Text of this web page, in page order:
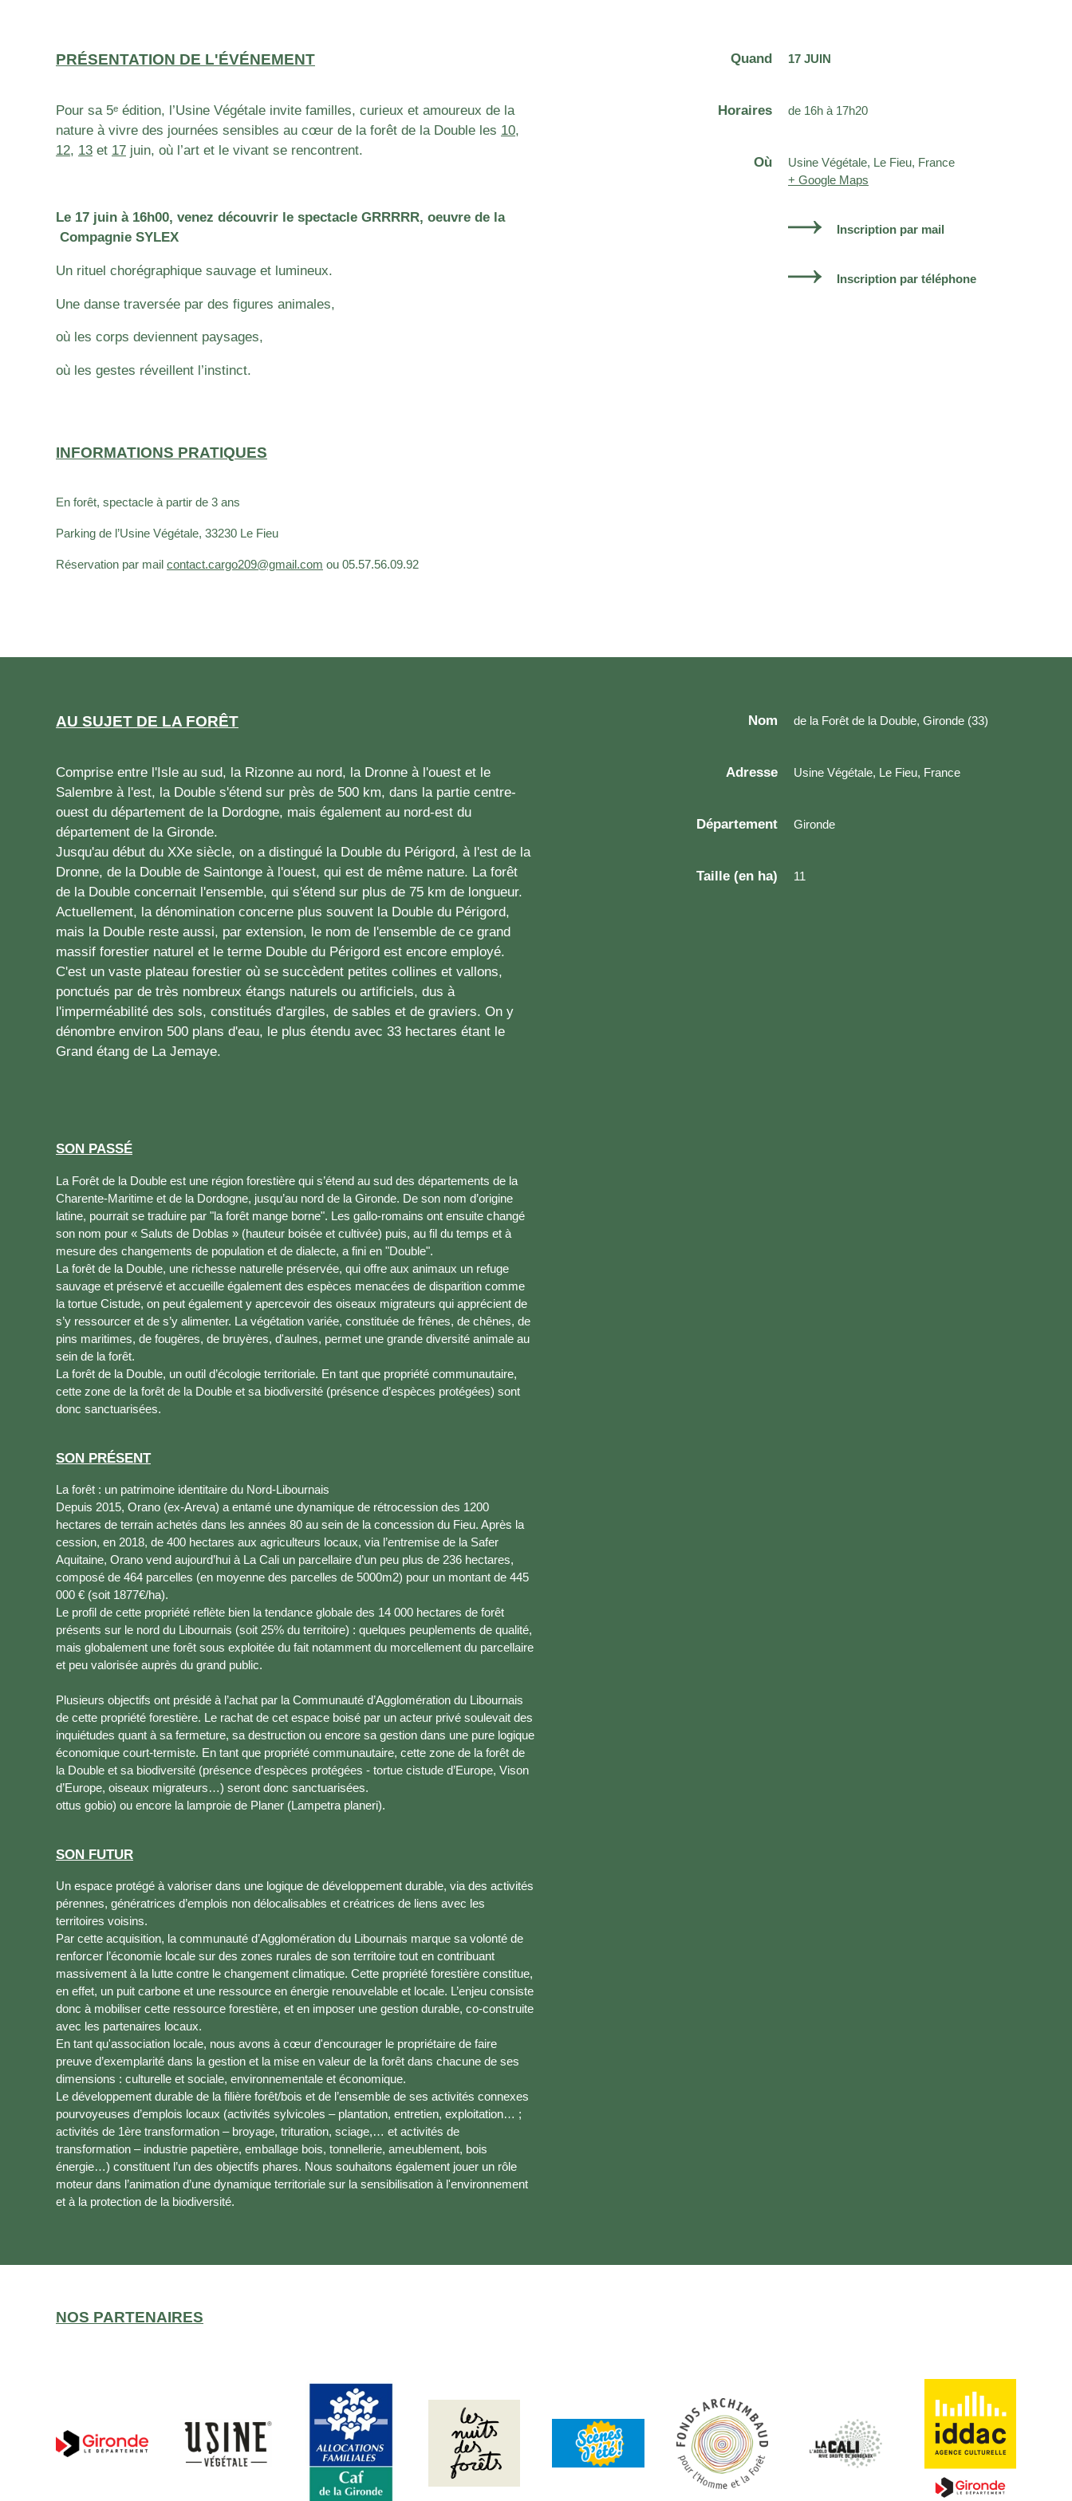
PRÉSENTATION DE L'ÉVÉNEMENT
Pour sa 5ᵉ édition, l’Usine Végétale invite familles, curieux et amoureux de la
nature à vivre des journées sensibles au cœur de la forêt de la Double les 10,
12, 13 et 17 juin, où l’art et le vivant se rencontrent.
Le 17 juin à 16h00, venez découvrir le spectacle GRRRRR, oeuvre de la
Compagnie SYLEX
Un rituel chorégraphique sauvage et lumineux.
Une danse traversée par des figures animales,
où les corps deviennent paysages,
où les gestes réveillent l’instinct.
INFORMATIONS PRATIQUES
En forêt, spectacle à partir de 3 ans
Parking de l’Usine Végétale, 33230 Le Fieu
Réservation par mail contact.cargo209@gmail.com ou 05.57.56.09.92
Quand 17 JUIN
Horaires de 16h à 17h20
Où
Usine Végétale, Le Fieu, France
+ Google Maps
Inscription par mail
Inscription par téléphone
AU SUJET DE LA FORÊT
Comprise entre l'Isle au sud, la Rizonne au nord, la Dronne à l'ouest et le
Salembre à l'est, la Double s'étend sur près de 500 km, dans la partie centre-
ouest du département de la Dordogne, mais également au nord-est du
département de la Gironde.
Jusqu'au début du XXe siècle, on a distingué la Double du Périgord, à l'est de la
Dronne, de la Double de Saintonge à l'ouest, qui est de même nature. La forêt
de la Double concernait l'ensemble, qui s'étend sur plus de 75 km de longueur.
Actuellement, la dénomination concerne plus souvent la Double du Périgord,
mais la Double reste aussi, par extension, le nom de l'ensemble de ce grand
massif forestier naturel et le terme Double du Périgord est encore employé.
C'est un vaste plateau forestier où se succèdent petites collines et vallons,
ponctués par de très nombreux étangs naturels ou artificiels, dus à
l'imperméabilité des sols, constitués d'argiles, de sables et de graviers. On y
dénombre environ 500 plans d'eau, le plus étendu avec 33 hectares étant le
Grand étang de La Jemaye.
SON PASSÉ
La Forêt de la Double est une région forestière qui s’étend au sud des départements de la
Charente-Maritime et de la Dordogne, jusqu’au nord de la Gironde. De son nom d’origine
latine, pourrait se traduire par "la forêt mange borne". Les gallo-romains ont ensuite changé
son nom pour « Saluts de Doblas » (hauteur boisée et cultivée) puis, au fil du temps et à
mesure des changements de population et de dialecte, a fini en "Double".
La forêt de la Double, une richesse naturelle préservée, qui offre aux animaux un refuge
sauvage et préservé et accueille également des espèces menacées de disparition comme
la tortue Cistude, on peut également y apercevoir des oiseaux migrateurs qui apprécient de
s’y ressourcer et de s’y alimenter. La végétation variée, constituée de frênes, de chênes, de
pins maritimes, de fougères, de bruyères, d'aulnes, permet une grande diversité animale au
sein de la forêt.
La forêt de la Double, un outil d’écologie territoriale. En tant que propriété communautaire,
cette zone de la forêt de la Double et sa biodiversité (présence d’espèces protégées) sont
donc sanctuarisées.
SON PRÉSENT
La forêt : un patrimoine identitaire du Nord-Libournais
Depuis 2015, Orano (ex-Areva) a entamé une dynamique de rétrocession des 1200
hectares de terrain achetés dans les années 80 au sein de la concession du Fieu. Après la
cession, en 2018, de 400 hectares aux agriculteurs locaux, via l’entremise de la Safer
Aquitaine, Orano vend aujourd’hui à La Cali un parcellaire d’un peu plus de 236 hectares,
composé de 464 parcelles (en moyenne des parcelles de 5000m2) pour un montant de 445
000 € (soit 1877€/ha).
Le profil de cette propriété reflète bien la tendance globale des 14 000 hectares de forêt
présents sur le nord du Libournais (soit 25% du territoire) : quelques peuplements de qualité,
mais globalement une forêt sous exploitée du fait notamment du morcellement du parcellaire
et peu valorisée auprès du grand public.
Plusieurs objectifs ont présidé à l’achat par la Communauté d’Agglomération du Libournais
de cette propriété forestière. Le rachat de cet espace boisé par un acteur privé soulevait des
inquiétudes quant à sa fermeture, sa destruction ou encore sa gestion dans une pure logique
économique court-termiste. En tant que propriété communautaire, cette zone de la forêt de
la Double et sa biodiversité (présence d’espèces protégées - tortue cistude d’Europe, Vison
d’Europe, oiseaux migrateurs…) seront donc sanctuarisées.
ottus gobio) ou encore la lamproie de Planer (Lampetra planeri).
SON FUTUR
Un espace protégé à valoriser dans une logique de développement durable, via des activités
pérennes, génératrices d’emplois non délocalisables et créatrices de liens avec les
territoires voisins.
Par cette acquisition, la communauté d’Agglomération du Libournais marque sa volonté de
renforcer l’économie locale sur des zones rurales de son territoire tout en contribuant
massivement à la lutte contre le changement climatique. Cette propriété forestière constitue,
en effet, un puit carbone et une ressource en énergie renouvelable et locale. L’enjeu consiste
donc à mobiliser cette ressource forestière, et en imposer une gestion durable, co-construite
avec les partenaires locaux.
En tant qu'association locale, nous avons à cœur d'encourager le propriétaire de faire
preuve d’exemplarité dans la gestion et la mise en valeur de la forêt dans chacune de ses
dimensions : culturelle et sociale, environnementale et économique.
Le développement durable de la filière forêt/bois et de l’ensemble de ses activités connexes
pourvoyeuses d’emplois locaux (activités sylvicoles – plantation, entretien, exploitation… ;
activités de 1ère transformation – broyage, trituration, sciage,… et activités de
transformation – industrie papetière, emballage bois, tonnellerie, ameublement, bois
énergie…) constituent l’un des objectifs phares. Nous souhaitons également jouer un rôle
moteur dans l’animation d’une dynamique territoriale sur la sensibilisation à l'environnement
et à la protection de la biodiversité.
Nom de la Forêt de la Double, Gironde (33)
Adresse Usine Végétale, Le Fieu, France
Département Gironde
Taille (en ha) 11
NOS PARTENAIRES